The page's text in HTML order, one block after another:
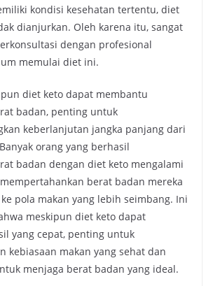
kondisi kesehatan tertentu, diet
dianjurkan. Oleh karena itu, sangat
dengan profesional
memulai diet ini.
diet keto dapat membantu
badan, penting untuk
keberlanjutan jangka panjang dari
orang yang berhasil
badan dengan diet keto mengalami
berat badan mereka
pola makan yang lebih seimbang. Ini
meskipun diet keto dapat
yang cepat, penting untuk
kebiasaan makan yang sehat dan
menjaga berat badan yang ideal.